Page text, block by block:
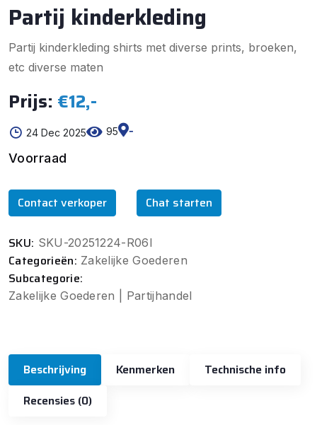
Partij kinderkleding
Partij kinderkleding shirts met diverse prints, broeken,
etc diverse maten
Prijs: €12,-
24 Dec 2025 95
-
Voorraad
Contact verkoper Chat starten
SKU: SKU-20251224-R06I
Categorieën: Zakelijke Goederen
Subcategorie:
Zakelijke Goederen | Partijhandel
Beschrijving Kenmerken
Technische info
Recensies (0)